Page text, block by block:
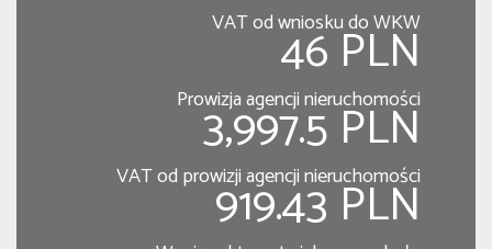
VAT od wniosku do WKW
46 PLN
Prowizja agencji nieruchomości
3,997.5 PLN
VAT od prowizji agencji nieruchomości
919.43 PLN